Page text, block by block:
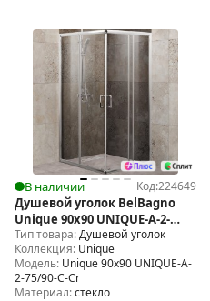
В наличии Код:224649
Душевой уголок BelBagno
Unique 90х90 UNIQUE-A-2-
75/90-C-Cr
Тип товара:Душевой уголок
Коллекция: Unique
Модель: Unique 90х90 UNIQUE-A-
2-75/90-C-Cr
Материал:стекло